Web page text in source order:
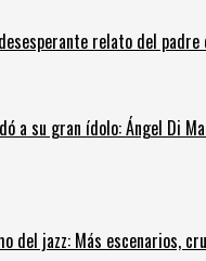
relato del
a su gran ídolo: Ángel Di
del jazz: Más escenarios,